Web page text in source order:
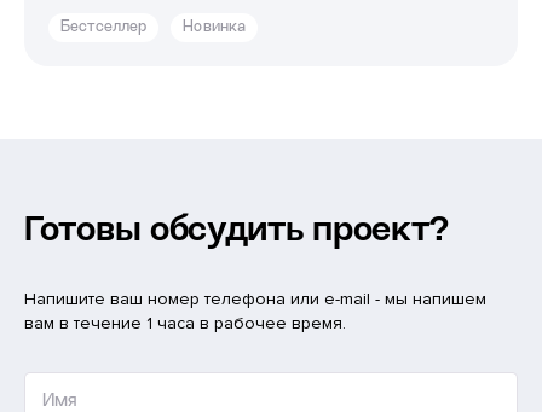
Бестселлер Новинка
Готовы обсудить проект?
Напишите ваш номер телефона или e-mail - мы напишем
вам в течение 1 часа в рабочее время.
Имя